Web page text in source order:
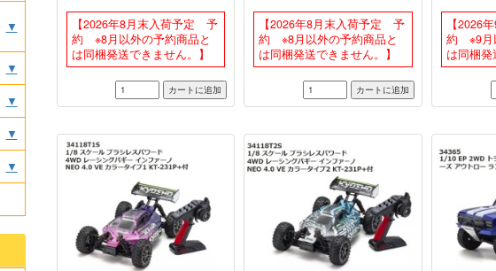
【2026年8月末入荷予定 予
約 ※8月以外の予約商品と
は同梱発送できません。】
【2026年8月末入荷予定 予
約 ※8月以外の予約商品と
は同梱発送できません。】
231P+
【2026
約 ※9月
は同梱
▼
▼
▼
▼
▼